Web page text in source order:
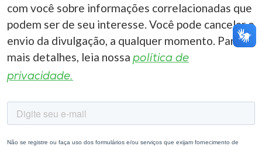
com você sobre informações correlacionadas que
podem ser de seu interesse. Você pode cancelar o
envio da divulgação, a qualquer momento. Para
mais detalhes, leia nossa política de
privacidade.